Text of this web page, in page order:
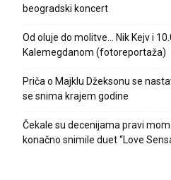
beogradski koncert
Od oluje do molitve… Nik Kejv i
Kalemegdanom (fotoreportaža)
Priča o Majklu Džeksonu se
se snima krajem godine
Čekale su decenijama pravi
konačno snimile duet “Love